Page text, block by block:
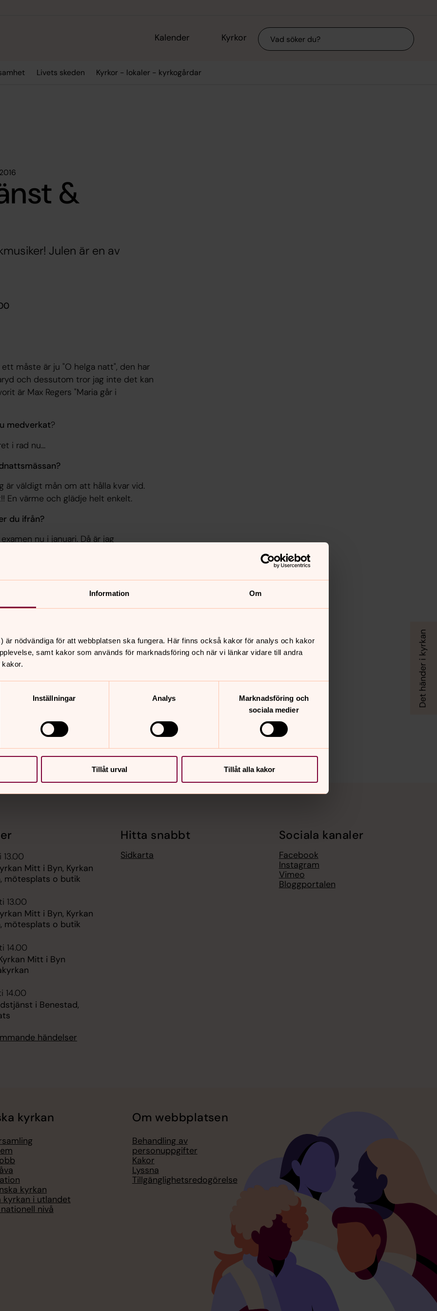
Information Om
är nödvändiga för att webbplatsen ska fungera. Här finns också kakor för analys och kakor
samt kakor som används för marknadsföring och när vi länkar vidare till andra
Inställningar Analys
Marknadsföring och
sociala medier
Tillåt urval Tillåt alla kakor
Kalender Kyrkor Sök
Livets skeden Kyrkor - lokaler - kyrkogårdar
&
Julen är en av
måste är ju "O helga natt", den har
och dessutom tror jag inte det kan
är Max Regers "Maria går i
medverkat?
i rad nu...
är väldigt mån om att hålla kvar vid.
värme och glädje helt enkelt.
du ifrån?
nu i januari. Då är jag
by som heter Holstorp som ligger
kyrka?
känner mig rätt hemma där
För några år sen var jag också
och hon är nära vänner.
13.00
Mitt i Byn, Kyrkan
mötesplats o butik
13.00
Mitt i Byn, Kyrkan
mötesplats o butik
14.00
Mitt i Byn
14.00
i Benestad,
händelser
Hitta snabbt
Sidkarta
Sociala kanaler
Facebook
Instagram
Vimeo
Bloggportalen
kyrkan
kyrkan
kyrkan i utlandet
nivå
Om webbplatsen
Behandling av
personuppgifter
Kakor
Lyssna
Tillgänglighetsredogörelse